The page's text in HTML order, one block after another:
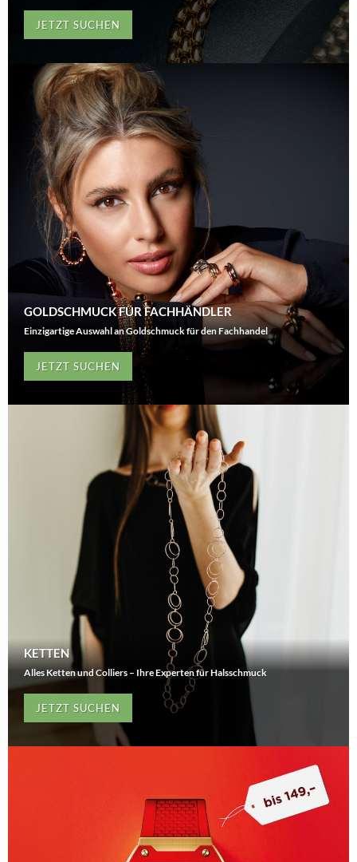
JETZT SUCHEN
GOLDSCHMUCK FÜR FACHHÄNDLER
Einzigartige Auswahl an Goldschmuck für den Fachhandel
JETZT SUCHEN
KETTEN
Alles Ketten und Colliers – Ihre Experten für Halsschmuck
JETZT SUCHEN